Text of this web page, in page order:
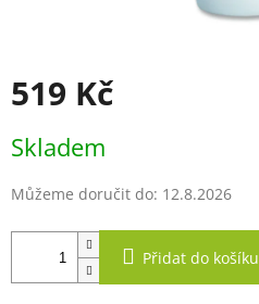
519 Kč
cena:
Skladem
Můžeme doručit do: 12.8.2026
Přidat do košíku